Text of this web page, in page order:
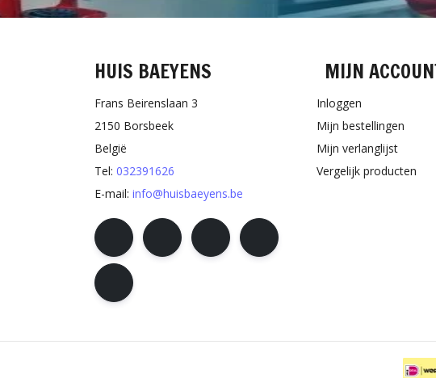
HUIS BAEYENS
Frans Beirenslaan 3
2150 Borsbeek
België
Tel: 032391626
E-mail: info@huisbaeyens.be
MIJN
Inloggen
Mijn bestellingen
Mijn verlanglijst
Vergelijk producten